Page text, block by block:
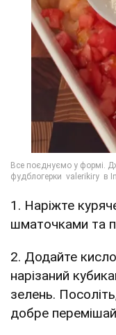
1. Наріжте
шматочками та
2. Додайте
нарізаний
зелень.
добре